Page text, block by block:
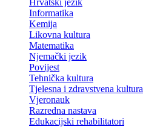
Hrvatski jezik
Informatika
Kemija
Likovna kultura
Matematika
Njemački jezik
Povijest
Tehnička kultura
Tjelesna i zdravstvena kultura
Vjeronauk
Razredna nastava
Edukacijski rehabilitatori